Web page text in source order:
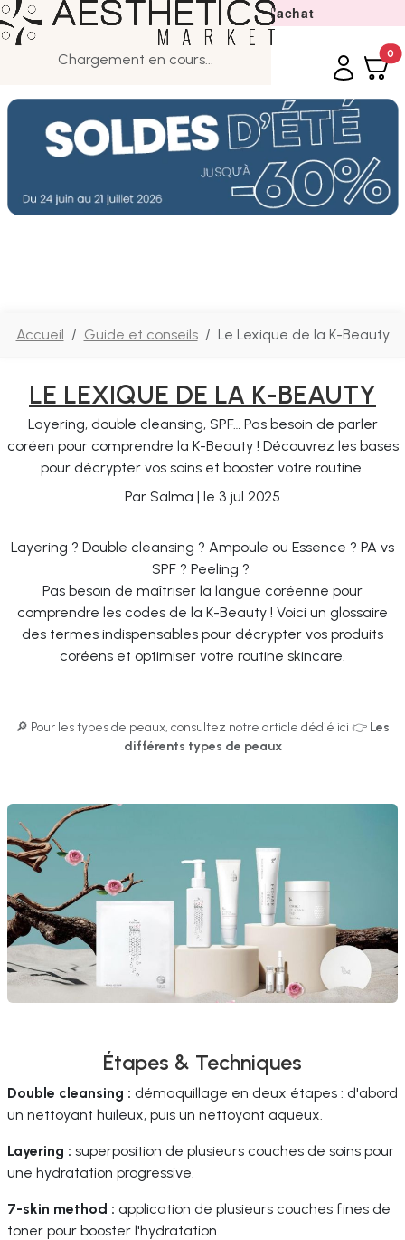
Chargement en cours...
Livraison offerte dès 50€ d'achat
0
Accueil Guide et conseils Le Lexique de la K-Beauty
LE LEXIQUE DE LA K-BEAUTY
Layering, double cleansing, SPF… Pas besoin de parler
coréen pour comprendre la K-Beauty ! Découvrez les bases
pour décrypter vos soins et booster votre routine.
Par Salma | le 3 jul 2025
Layering ? Double cleansing ? Ampoule ou Essence ? PA vs
SPF ? Peeling ?
Pas besoin de maîtriser la langue coréenne pour
comprendre les codes de la K-Beauty ! Voici un glossaire
des termes indispensables pour décrypter vos produits
coréens et optimiser votre routine skincare.
🔎 Pour les types de peaux, consultez notre article dédié ici 👉 Les
différents types de peaux
Étapes & Techniques
Double cleansing : démaquillage en deux étapes : d'abord
un nettoyant huileux, puis un nettoyant aqueux.
Layering : superposition de plusieurs couches de soins pour
une hydratation progressive.
7-skin method : application de plusieurs couches fines de
toner pour booster l'hydratation.